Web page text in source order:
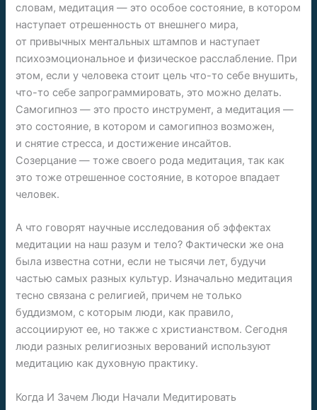
словам, медитация — это особое состояние, в котором
наступает отрешенность от внешнего мира,
от привычных ментальных штампов и наступает
психоэмоциональное и физическое расслабление. При
этом, если у человека стоит цель что-то себе внушить,
что-то себе запрограммировать, это можно делать.
Самогипноз — это просто инструмент, а медитация —
это состояние, в котором и самогипноз возможен,
и снятие стресса, и достижение инсайтов.
Созерцание — тоже своего рода медитация, так как
это тоже отрешенное состояние, в которое впадает
человек.
А что говорят научные исследования об эффектах
медитации на наш разум и тело? Фактически же она
была известна сотни, если не тысячи лет, будучи
частью самых разных культур. Изначально медитация
тесно связана с религией, причем не только
буддизмом, с которым люди, как правило,
ассоциируют ее, но также с христианством. Сегодня
люди разных религиозных верований используют
медитацию как духовную практику.
Когда И Зачем Люди Начали Медитировать